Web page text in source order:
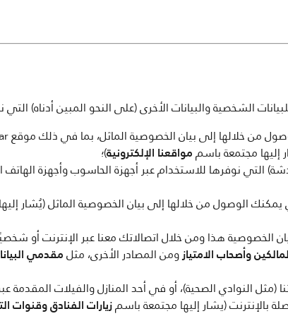
الشخصية والبيانات الأخرى (على النحو المبين أدناه) التي
إليها مجتمعة باسممواقعنا الإلكترونية)؛
التي نوفرها للاستخدام عبر أجهزة الحاسوب وأجهزة الهاتف
الوصول من خلالها إلى بيان الخصوصية الماثل (يُشار
الخصوصية هذا ومن خلال اتصالاتك معنا عبر الإنترنت أو
وأصحاب الامتيازومن المصادر الأخرى، مثلمقدمي
زيارات الفنادق وقنوات